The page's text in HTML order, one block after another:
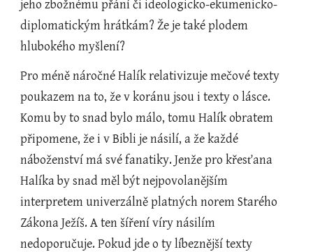
jeho zbožnému přání či ideologicko-ekumenicko-
diplomatickým hrátkám? Že je také plodem
hlubokého myšlení?
Pro méně náročné Halík relativizuje mečové texty
poukazem na to, že v koránu jsou i texty o lásce.
Komu by to snad bylo málo, tomu Halík obratem
připomene, že i v Bibli je násilí, a že každé
náboženství má své fanatiky. Jenže pro křesťana
Halíka by snad měl být nejpovolanějším
interpretem univerzálně platných norem Starého
Zákona Ježíš. A ten šíření víry násilím
nedoporučuje. Pokud jde o ty líbeznější texty